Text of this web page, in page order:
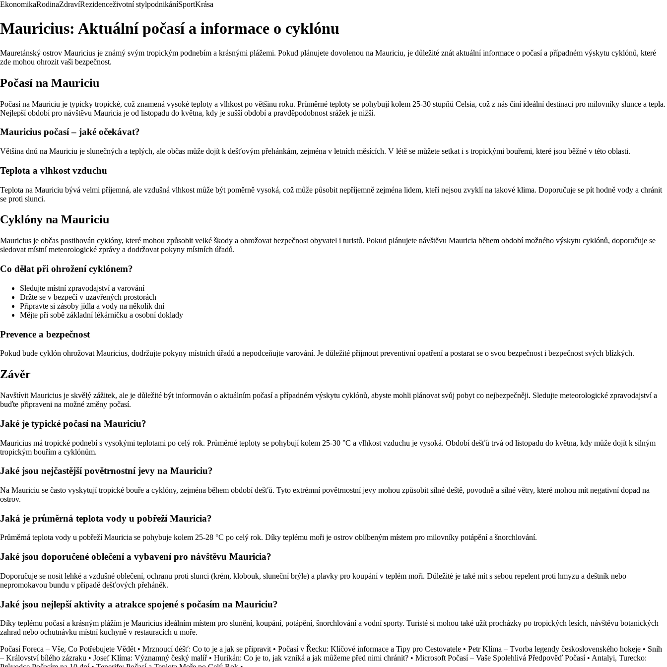
EkonomikaRodinaZdravíRezidenceživotní stylpodnikáníSportKrása
Mauricius: Aktuální počasí a informace o cyklónu
Mauretánský ostrov Mauricius je známý svým tropickým podnebím a krásnými plážemi. Pokud plánujete dovolenou na Mauriciu, je důležité znát aktuální informace o počasí a případném výskytu cyklónů, které
zde mohou ohrozit vaši bezpečnost.
Počasí na Mauriciu
Počasí na Mauriciu je typicky tropické, což znamená vysoké teploty a vlhkost po většinu roku. Průměrné teploty se pohybují kolem 25-30 stupňů Celsia, což z nás činí ideální destinaci pro milovníky slunce a tepla.
Nejlepší období pro návštěvu Mauricia je od listopadu do května, kdy je sušší období a pravděpodobnost srážek je nižší.
Mauricius počasí – jaké očekávat?
Většina dnů na Mauriciu je slunečných a teplých, ale občas může dojít k dešťovým přehánkám, zejména v letních měsících. V létě se můžete setkat i s tropickými bouřemi, které jsou běžné v této oblasti.
Teplota a vlhkost vzduchu
Teplota na Mauriciu bývá velmi příjemná, ale vzdušná vlhkost může být poměrně vysoká, což může působit nepříjemně zejména lidem, kteří nejsou zvyklí na takové klima. Doporučuje se pít hodně vody a chránit
se proti slunci.
Cyklóny na Mauriciu
Mauricius je občas postihován cyklóny, které mohou způsobit velké škody a ohrožovat bezpečnost obyvatel i turistů. Pokud plánujete návštěvu Mauricia během období možného výskytu cyklónů, doporučuje se
sledovat místní meteorologické zprávy a dodržovat pokyny místních úřadů.
Co dělat při ohrožení cyklónem?
Sledujte místní zpravodajství a varování
Držte se v bezpečí v uzavřených prostorách
Připravte si zásoby jídla a vody na několik dní
Mějte při sobě základní lékárničku a osobní doklady
Prevence a bezpečnost
Pokud bude cyklón ohrožovat Mauricius, dodržujte pokyny místních úřadů a nepodceňujte varování. Je důležité přijmout preventivní opatření a postarat se o svou bezpečnost i bezpečnost svých blízkých.
Závěr
Navštívit Mauricius je skvělý zážitek, ale je důležité být informován o aktuálním počasí a případném výskytu cyklónů, abyste mohli plánovat svůj pobyt co nejbezpečněji. Sledujte meteorologické zpravodajství a
buďte připraveni na možné změny počasí.
Jaké je typické počasí na Mauriciu?
Mauricius má tropické podnebí s vysokými teplotami po celý rok. Průměrné teploty se pohybují kolem 25-30 °C a vlhkost vzduchu je vysoká. Období dešťů trvá od listopadu do května, kdy může dojít k silným
tropickým bouřím a cyklónům.
Jaké jsou nejčastější povětrnostní jevy na Mauriciu?
Na Mauriciu se často vyskytují tropické bouře a cyklóny, zejména během období dešťů. Tyto extrémní povětrnostní jevy mohou způsobit silné deště, povodně a silné větry, které mohou mít negativní dopad na
ostrov.
Jaká je průměrná teplota vody u pobřeží Mauricia?
Průměrná teplota vody u pobřeží Mauricia se pohybuje kolem 25-28 °C po celý rok. Díky teplému moři je ostrov oblíbeným místem pro milovníky potápění a šnorchlování.
Jaké jsou doporučené oblečení a vybavení pro návštěvu Mauricia?
Doporučuje se nosit lehké a vzdušné oblečení, ochranu proti slunci (krém, klobouk, sluneční brýle) a plavky pro koupání v teplém moři. Důležité je také mít s sebou repelent proti hmyzu a deštník nebo
nepromokavou bundu v případě dešťových přeháněk.
Jaké jsou nejlepší aktivity a atrakce spojené s počasím na Mauriciu?
Díky teplému počasí a krásným plážím je Mauricius ideálním místem pro slunění, koupání, potápění, šnorchlování a vodní sporty. Turisté si mohou také užít procházky po tropických lesích, návštěvu botanických
zahrad nebo ochutnávku místní kuchyně v restauracích u moře.
Počasí Foreca – Vše, Co Potřebujete Vědět • Mrznoucí déšť: Co to je a jak se připravit • Počasí v Řecku: Klíčové informace a Tipy pro Cestovatele • Petr Klíma – Tvorba legendy československého hokeje • Sníh
– Království bílého zázraku • Josef Klíma: Významný český malíř• Hurikán: Co je to, jak vzniká a jak můžeme před nimi chránit? • Microsoft Počasí – Vaše Spolehlivá Předpověď Počasí• Antalyi, Turecko: